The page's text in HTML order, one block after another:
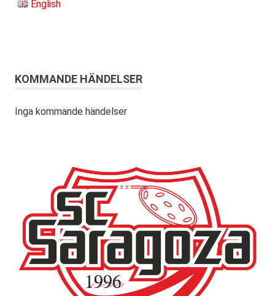
English
KOMMANDE HÄNDELSER
Inga kommande händelser